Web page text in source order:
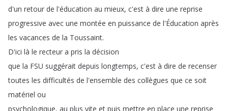
d'un retour de l'éducation au mieux, c'est à dire une reprise
progressive avec une montée en puissance de l'Éducation après
les vacances de la Toussaint.
D'ici là le recteur a pris la décision
que la FSU suggérait depuis longtemps, c'est à dire de recenser
toutes les difficultés de l'ensemble des collègues que ce soit
matériel ou
psychologique, au plus vite et puis mettre en place une reprise